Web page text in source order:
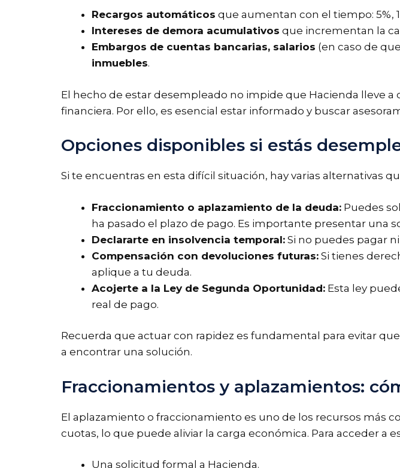
Recargos automáticos que aumentan con el tiempo: 5%,
Intereses de demora acumulativos que incrementan la
Embargos de cuentas bancarias, salarios (en caso de
inmuebles.
El hecho de estar desempleado no impide que Hacienda lleve
financiera. Por ello, es esencial estar informado y buscar
Opciones disponibles si estás
Si te encuentras en esta difícil situación, hay varias alternativas
Fraccionamiento o aplazamiento de la deuda: Puedes
ha pasado el plazo de pago. Es importante presentar una
Declararte en insolvencia temporal: Si no puedes pagar
Compensación con devoluciones futuras: Si tienes
aplique a tu deuda.
Acojerte a la Ley de Segunda Oportunidad: Esta ley
real de pago.
Recuerda que actuar con rapidez es fundamental para evitar
a encontrar una solución.
Fraccionamientos y aplazamientos:
El aplazamiento o fraccionamiento es uno de los recursos más
cuotas, lo que puede aliviar la carga económica. Para acceder a
Una solicitud formal a Hacienda.